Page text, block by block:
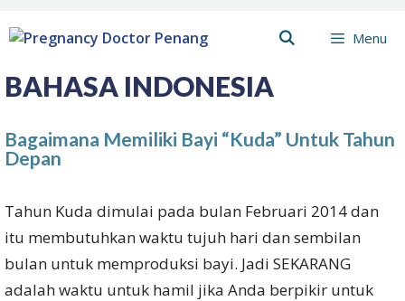
Skip
to
Menu
BAHASA INDONESIA
Bagaimana Memiliki Bayi “Kuda” Untuk Tahun
Depan
Tahun Kuda dimulai pada bulan Februari 2014 dan
itu membutuhkan waktu tujuh hari dan sembilan
bulan untuk memproduksi bayi. Jadi SEKARANG
adalah waktu untuk hamil jika Anda berpikir untuk